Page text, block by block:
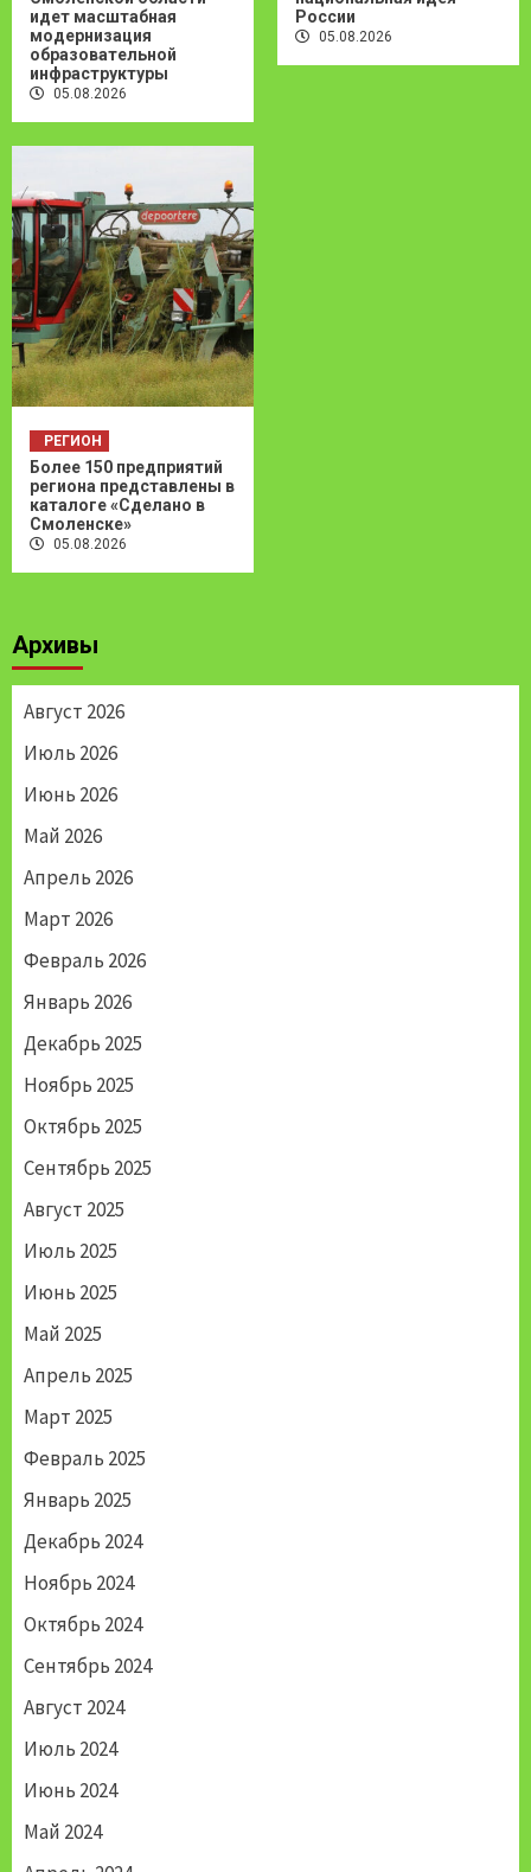
идет масштабная
модернизация
образовательной
инфраструктуры
05.08.2026
России
05.08.2026
РЕГИОН
Более 150 предприятий
региона представлены в
каталоге «Сделано в
Смоленске»
05.08.2026
Архивы
Август 2026
Июль 2026
Июнь 2026
Май 2026
Апрель 2026
Март 2026
Февраль 2026
Январь 2026
Декабрь 2025
Ноябрь 2025
Октябрь 2025
Сентябрь 2025
Август 2025
Июль 2025
Июнь 2025
Май 2025
Апрель 2025
Март 2025
Февраль 2025
Январь 2025
Декабрь 2024
Ноябрь 2024
Октябрь 2024
Сентябрь 2024
Август 2024
Июль 2024
Июнь 2024
Май 2024